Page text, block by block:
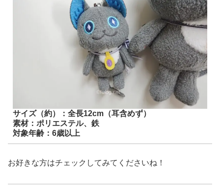
サイズ（約）：全長12cm（耳含めず）
素材：ポリエステル、鉄
対象年齢：6歳以上
お好きな方はチェックしてみてくださいね！